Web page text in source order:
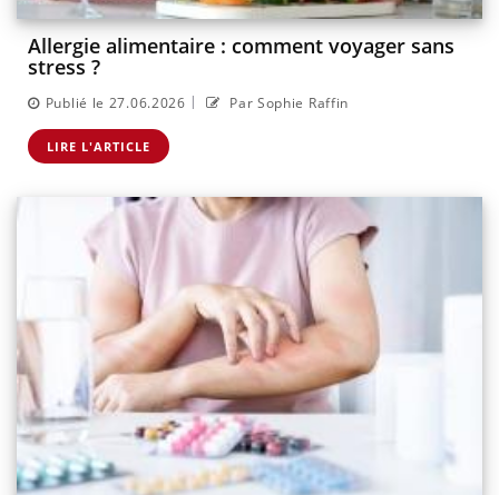
Allergie alimentaire : comment voyager sans
stress ?
Publié le 27.06.2026 | Par Sophie Raffin
LIRE L'ARTICLE